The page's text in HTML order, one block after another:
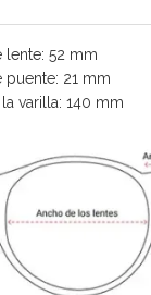
lente: 52 mm
puente: 21 mm
varilla: 140 mm